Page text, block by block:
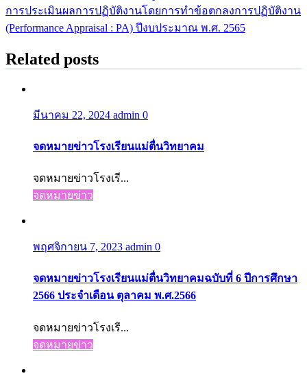
การประเมินผลการปฏิบัติงานโดยการทำข้อตกลงการปฏิบัติงาน
(Performance Appraisal : PA) ปีงบประมาณ พ.ศ. 2565
Related posts
มีนาคม 22, 2024 admin 0
จดหมายข่าวโรงเรียนแม่ตื่นวิทยาคม
จดหมายข่าวโรงเรี...
จดหมายข่าว
พฤศจิกายน 7, 2023 admin 0
จดหมายข่าวโรงเรียนแม่ตื่นวิทยาคมฉบับที่ 6 ปีการศึกษา
2566 ประจำเดือน ตุลาคม พ.ศ.2566
จดหมายข่าวโรงเรี...
จดหมายข่าว